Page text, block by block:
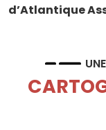
d’Atlantique